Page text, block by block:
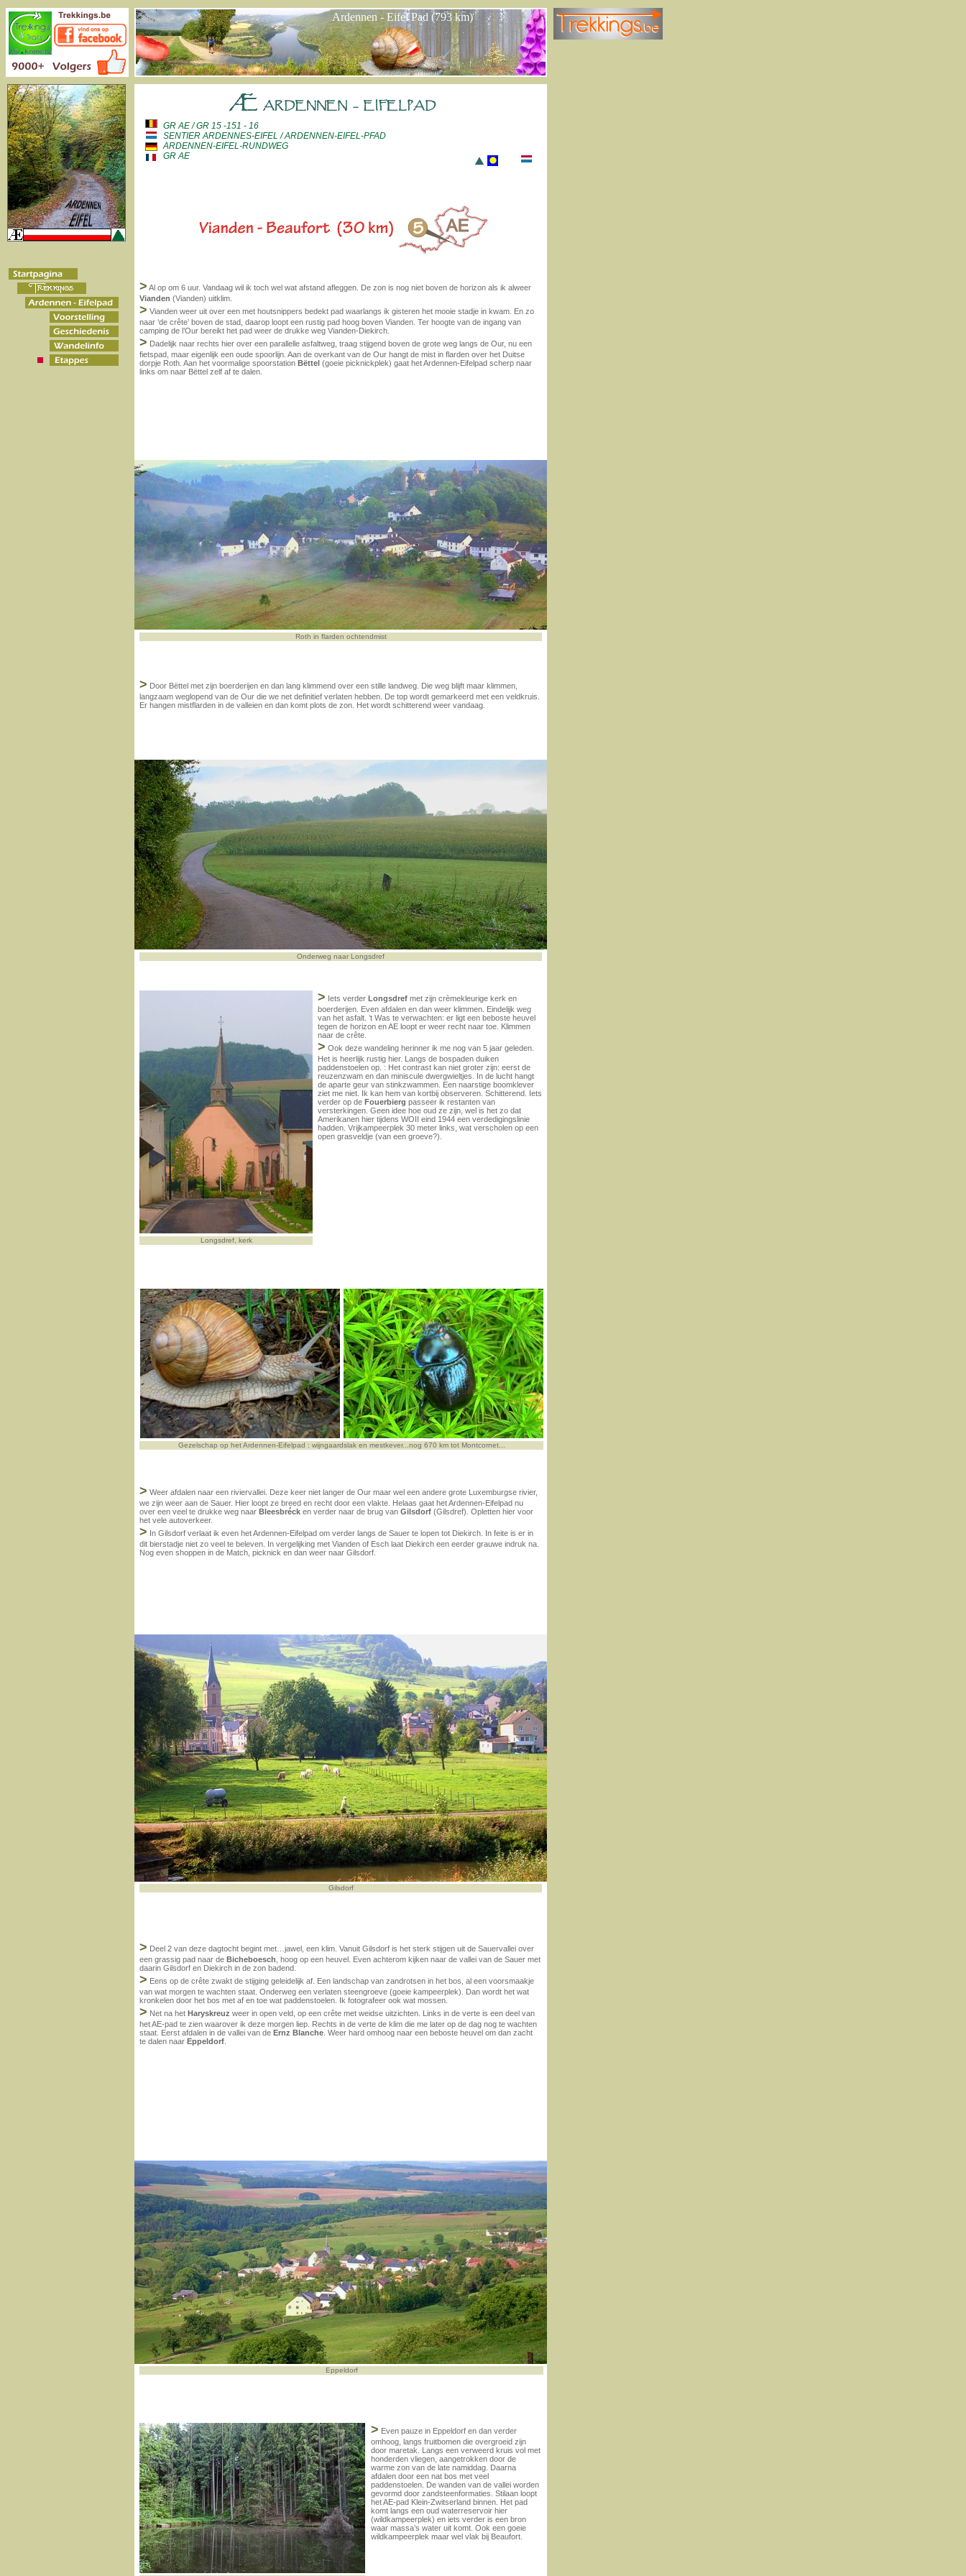
GR AE / GR 15 -151 - 16
SENTIER ARDENNES-EIFEL / ARDENNEN-EIFEL-PFAD
ARDENNEN-EIFEL-RUNDWEG
GR AE
> Al op om 6 uur. Vandaag wil ik toch wel wat afstand afleggen. De zon is nog niet boven de horizon als ik alweer
Vianden (Vianden) uitklim.
> Vianden weer uit over een met houtsnippers bedekt pad waarlangs ik gisteren het mooie stadje in kwam. En zo
naar ‘de crête’ boven de stad, daarop loopt een rustig pad hoog boven Vianden. Ter hoogte van de ingang van
camping de l’Our bereikt het pad weer de drukke weg Vianden-Diekirch.
> Dadelijk naar rechts hier over een parallelle asfaltweg, traag stijgend boven de grote weg langs de Our, nu een
fietspad, maar eigenlijk een oude spoorlijn. Aan de overkant van de Our hangt de mist in flarden over het Duitse
dorpje Roth. Aan het voormalige spoorstation Bëttel (goeie picknickplek) gaat het Ardennen-Eifelpad scherp naar
links om naar Bëttel zelf af te dalen.
Roth in flarden ochtendmist
> Door Bëttel met zijn boerderijen en dan lang klimmend over een stille landweg. Die weg blijft maar klimmen,
langzaam weglopend van de Our die we net definitief verlaten hebben. De top wordt gemarkeerd met een veldkruis.
Er hangen mistflarden in de valleien en dan komt plots de zon. Het wordt schitterend weer vandaag.
> Iets verder Longsdref met zijn crèmekleurige kerk en
boerderijen. Even afdalen en dan weer klimmen. Eindelijk weg
van het asfalt. ’t Was te verwachten: er ligt een beboste heuvel
tegen de horizon en AE loopt er weer recht naar toe. Klimmen
naar de crête.
> Ook deze wandeling herinner ik me nog van 5 jaar geleden.
Het is heerlijk rustig hier. Langs de bospaden duiken
paddenstoelen op. : Het contrast kan niet groter zijn: eerst de
reuzenzwam en dan miniscule dwergwieltjes. In de lucht hangt
de aparte geur van stinkzwammen. Een naarstige boomklever
ziet me niet. Ik kan hem van kortbij observeren. Schitterend. Iets
verder op de Fouerbierg passeer ik restanten van
versterkingen. Geen idee hoe oud ze zijn, wel is het zo dat
Amerikanen hier tijdens WOII eind 1944 een verdedigingslinie
hadden. Vrijkampeerplek 30 meter links, wat verscholen op een
open grasveldje (van een groeve?).
> Weer afdalen naar een riviervallei. Deze keer niet langer de Our maar wel een andere grote Luxemburgse rivier,
we zijn weer aan de Sauer. Hier loopt ze breed en recht door een vlakte. Helaas gaat het Ardennen-Eifelpad nu
over een veel te drukke weg naar Bleesbréck en verder naar de brug van Gilsdorf (Gilsdref). Opletten hier voor
het vele autoverkeer.
> In Gilsdorf verlaat ik even het Ardennen-Eifelpad om verder langs de Sauer te lopen tot Diekirch. In feite is er in
dit bierstadje niet zo veel te beleven. In vergelijking met Vianden of Esch laat Diekirch een eerder grauwe indruk na.
Nog even shoppen in de Match, picknick en dan weer naar Gilsdorf.
Onderweg naar Longsdref
Longsdref, kerk
Gezelschap op het Ardennen-Eifelpad : wijngaardslak en mestkever...nog 670 km tot Montcornet...
Gilsdorf
Eppeldorf
> Deel 2 van deze dagtocht begint met…jawel, een klim. Vanuit Gilsdorf is het sterk stijgen uit de Sauervallei over
een grassig pad naar de Bicheboesch , hoog op een heuvel. Even achterom kijken naar de vallei van de Sauer met
daarin Gilsdorf en Diekirch in de zon badend.
> Eens op de crête zwakt de stijging geleidelijk af. Een landschap van zandrotsen in het bos, al een voorsmaakje
van wat morgen te wachten staat. Onderweg een verlaten steengroeve (goeie kampeerplek). Dan wordt het wat
kronkelen door het bos met af en toe wat paddenstoelen. Ik fotografeer ook wat mossen.
> Net na het Haryskreuz weer in open veld, op een crête met weidse uitzichten. Links in de verte is een deel van
het AE-pad te zien waarover ik deze morgen liep. Rechts in de verte de klim die me later op de dag nog te wachten
staat. Eerst afdalen in de vallei van de Ernz Blanche . Weer hard omhoog naar een beboste heuvel om dan zacht
te dalen naar Eppeldorf
> Even pauze in Eppeldorf en dan verder
omhoog, langs fruitbomen die overgroeid zijn
door maretak. Langs een verweerd kruis vol met
honderden vliegen, aangetrokken door de
warme zon van de late namiddag. Daarna
afdalen door een nat bos met veel
paddenstoelen. De wanden van de vallei worden
gevormd door zandsteenformaties. Stilaan loopt
het AE-pad Klein-Zwitserland binnen. Het pad
komt langs een oud waterreservoir hier
(wildkampeerplek) en iets verder is een bron
waar massa’s water uit komt. Ook een goeie
wildkampeerplek maar wel vlak bij Beaufort.
Ardennen - Eifel Pad (793 km)